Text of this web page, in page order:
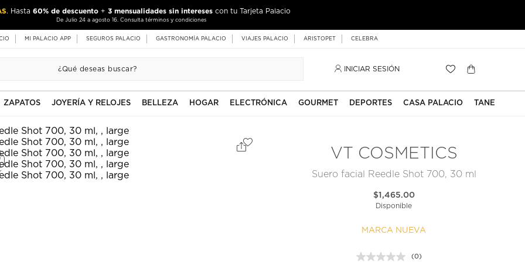
. Hasta 60% de descuento + 3 mensualidades sin intereses con tu Tarjeta Palacio
De Julio 24 a agosto 16. Consulta términos y condiciones
MI PALACIO APP SEGUROS PALACIO GASTRONOMÍA PALACIO VIAJES PALACIO ARISTOPET CELEBRA
INICIAR SESIÓN
ZAPATOS JOYERÍA Y RELOJES BELLEZA HOGAR ELECTRÓNICA GOURMET DEPORTES CASA PALACIO TANE
VT COSMETICS
Suero facial Reedle Shot 700, 30 ml
$1,465.00
Disponible
MARCA NUEVA
(0)